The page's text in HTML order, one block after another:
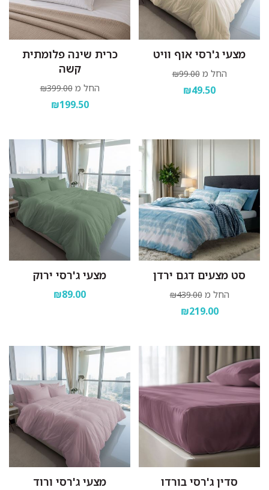
מצעי ג'רסי אוף וויט
החל מ ₪99.00
₪49.50
כרית שינה פלומתית
קשה
החל מ ₪399.00
₪199.50
סט מצעים דגם ירדן
החל מ ₪439.00
₪219.00
מצעי ג'רסי ירוק
₪89.00
סדין ג'רסי בורדו מצעי ג'רסי ורוד